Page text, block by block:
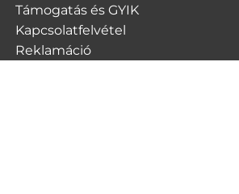
Támogatás és GYIK
Kapcsolatfelvétel
Reklamáció